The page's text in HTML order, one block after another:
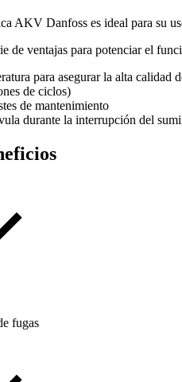
AKV Danfoss es ideal para su
de ventajas para potenciar el
para asegurar la alta calidad
de ciclos)
de mantenimiento
durante la interrupción del
fugas